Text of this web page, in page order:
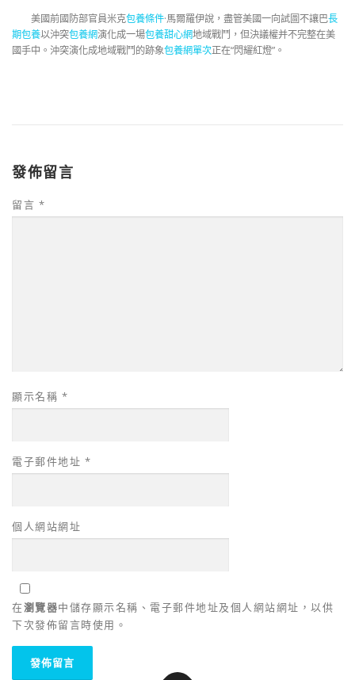
美國前國防部官員米克包養條件·馬爾羅伊說，盡管美國一向試圖不讓巴長
期包養以沖突包養網演化成一場包養甜心網地域戰鬥，但決議權并不完整在美
國手中。沖突演化成地域戰鬥的跡象包養網單次正在“閃耀紅燈”。
發佈留言
留言 *
顯示名稱 *
電子郵件地址 *
個人網站網址
在瀏覽器中儲存顯示名稱、電子郵件地址及個人網站網址，以供
下次發佈留言時使用。